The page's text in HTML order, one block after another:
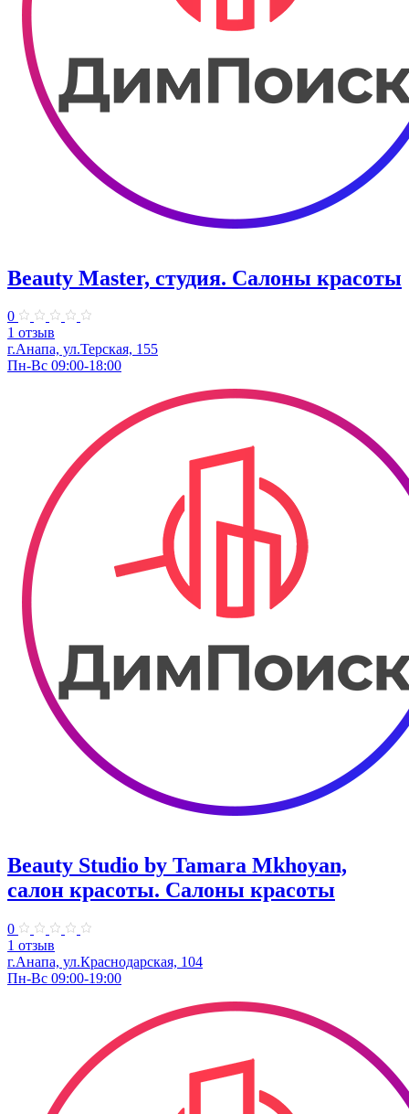
Beauty Master, студия. Салоны красоты
0
1 отзыв
г.Анапа, ул.Терская, 155
Пн-Вс 09:00-18:00
Beauty Studio by Tamara Mkhoyan,
салон красоты. Салоны красоты
0
1 отзыв
г.Анапа, ул.Краснодарская, 104
Пн-Вс 09:00-19:00